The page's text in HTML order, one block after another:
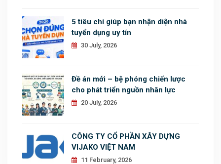
5 tiêu chí giúp bạn nhận diện nhà
tuyển dụng uy tín
30 July, 2026
Đề án mới – bệ phóng chiến lược
cho phát triển nguồn nhân lực
20 July, 2026
CÔNG TY CỔ PHẦN XÂY DỰNG
VIJAKO VIỆT NAM
11 February, 2026